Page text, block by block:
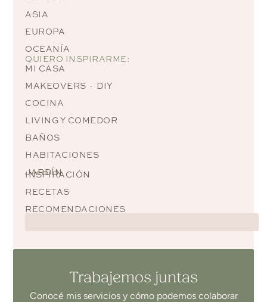
ASIA
EUROPA
OCEANÍA
QUIERO INSPIRARME:
MI CASA
MAKEOVERS · DIY
COCINA
LIVING Y COMEDOR
BAÑOS
HABITACIONES
JARDÍN
INSPIRACIÓN
RECETAS
RECOMENDACIONES
Trabajemos juntas
Conocé mis servicios y cómo podemos colaborar